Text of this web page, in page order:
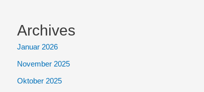
Archives
Januar 2026
November 2025
Oktober 2025